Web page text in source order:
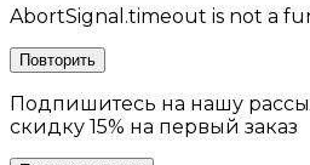
AbortSignal.timeout is not a
Повторить
Подпишитесь на нашу
скидку 15% на первый заказ